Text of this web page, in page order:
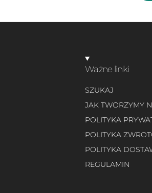
Ważne linki
SZUKAJ
JAK TWORZYMY
POLITYKA
POLITYKA
POLITYKA
REGULAMIN